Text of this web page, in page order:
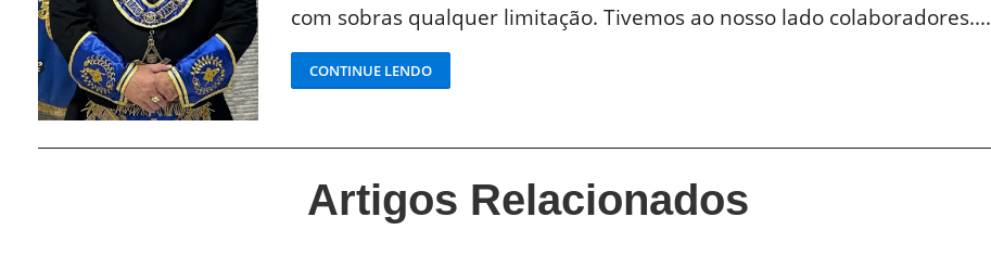
com sobras qualquer limitação. Tivemos ao nosso lado colaboradores....
CONTINUE LENDO
Artigos Relacionados